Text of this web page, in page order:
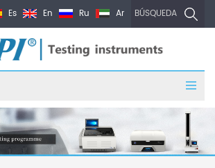
BÚSQUEDA
Es En Ru Ar